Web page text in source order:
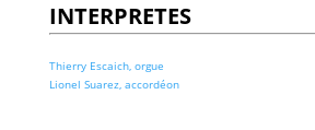
INTERPRETES
Thierry Escaich, orgue
Lionel Suarez, accordéon